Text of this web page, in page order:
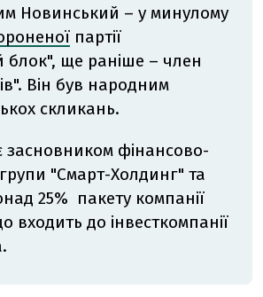
Новинський – у минулому
партії
блок", ще раніше – член
Він був народним
скликань.
засновником фінансово-
"Смарт-Холдинг" та
25% пакету компанії
входить до інвесткомпанії